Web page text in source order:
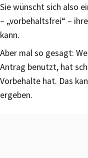
Sie wünscht sich also
– „vorbehaltsfrei“ –
kann.
Aber mal so gesagt:
Antrag benutzt, hat
Vorbehalte hat. Das
ergeben.